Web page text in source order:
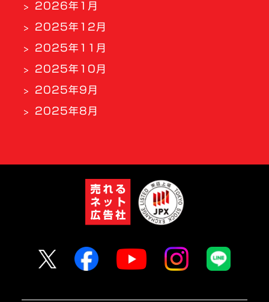
2026年1月
2025年12月
2025年11月
2025年10月
2025年9月
2025年8月